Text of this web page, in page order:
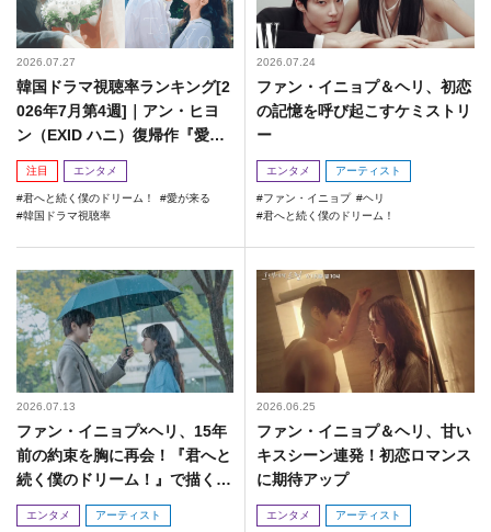
2026.07.27
韓国ドラマ視聴率ランキング[2
026年7月第4週]｜アン・ヒヨ
ン（EXID ハニ）復帰作『愛が
来る』に注目！
注目 エンタメ
君へと続く僕のドリーム！
愛が来る
韓国ドラマ視聴率
2026.07.24
ファン・イニョプ＆ヘリ、初恋
の記憶を呼び起こすケミストリ
ー
エンタメ アーティスト
ファン・イニョプ
ヘリ
君へと続く僕のドリーム！
2026.07.13
ファン・イニョプ×ヘリ、15年
前の約束を胸に再会！『君へと
続く僕のドリーム！』で描く運
命の恋
エンタメ アーティスト
2026.06.25
ファン・イニョプ＆ヘリ、甘い
キスシーン連発！初恋ロマンス
に期待アップ
エンタメ アーティスト